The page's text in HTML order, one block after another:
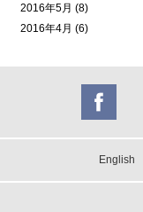
2016年5月 (8)
2016年4月 (6)
English